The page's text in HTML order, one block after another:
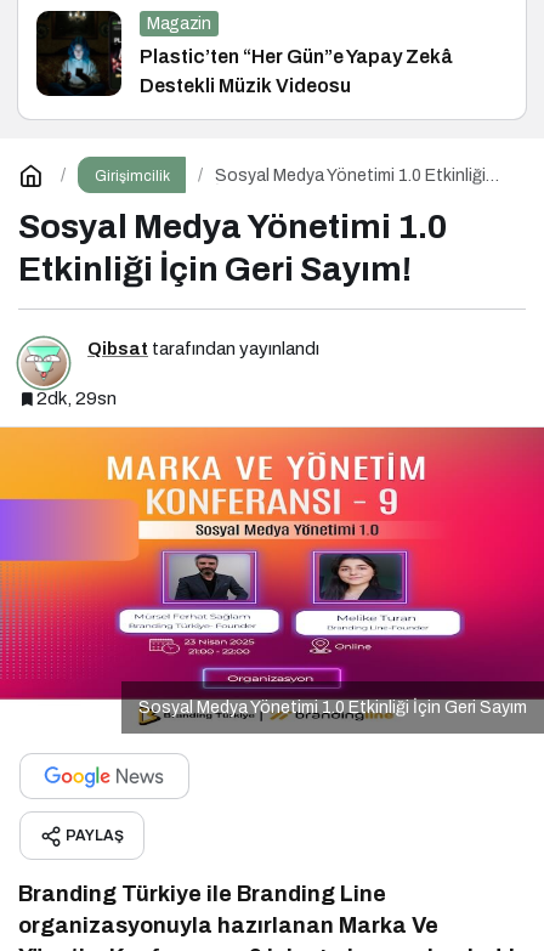
Magazin
Plastic’ten “Her Gün”e Yapay Zekâ
Destekli Müzik Videosu
Girişimcilik
Sosyal Medya Yönetimi 1.0 Etkinliği
Sosyal Medya Yönetimi 1.0
Etkinliği İçin Geri Sayım!
Qibsat tarafından yayınlandı
2dk, 29sn
Sosyal Medya Yönetimi 1.0 Etkinliği İçin Geri Sayım
PAYLAŞ
Branding Türkiye ile Branding Line
organizasyonuyla hazırlanan Marka Ve